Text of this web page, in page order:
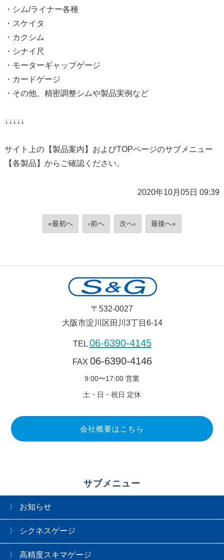
・シム/ライナー各種
・スケイタ
・カクシム
・シナイ尺
・モーターギャップゲージ
・カードゲージ
・その他、精密調整シムや製品実例など
↓↓↓↓↓
サイト上の【製品案内】およびTOPページのサブメニュー
【各製品】からご確認ください。
2020年10月05日 09:39
«最初へ ‹前へ 次へ› 最後へ»
〒532-0027
大阪市淀川区田川3丁目6-14
TEL 06-6390-4145
FAX 06-6390-4146
9:00〜17:00 営業
土・日・祝日 定休
会社概要はこちら
サブメニュー
お知らせ
シクネスゲージ
高精度スキマゲージ